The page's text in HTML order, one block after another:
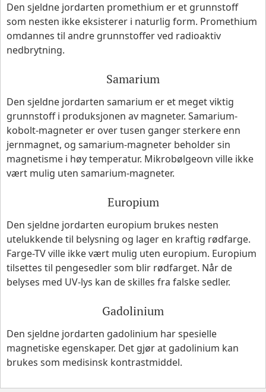
Den sjeldne jordarten promethium er et grunnstoff
som nesten ikke eksisterer i naturlig form. Promethium
omdannes til andre grunnstoffer ved radioaktiv
nedbrytning.
Samarium
Den sjeldne jordarten samarium er et meget viktig
grunnstoff i produksjonen av magneter. Samarium-
kobolt-magneter er over tusen ganger sterkere enn
jernmagnet, og samarium-magneter beholder sin
magnetisme i høy temperatur. Mikrobølgeovn ville ikke
vært mulig uten samarium-magneter.
Europium
Den sjeldne jordarten europium brukes nesten
utelukkende til belysning og lager en kraftig rødfarge.
Farge-TV ville ikke vært mulig uten europium. Europium
tilsettes til pengesedler som blir rødfarget. Når de
belyses med UV-lys kan de skilles fra falske sedler.
Gadolinium
Den sjeldne jordarten gadolinium har spesielle
magnetiske egenskaper. Det gjør at gadolinium kan
brukes som medisinsk kontrastmiddel.